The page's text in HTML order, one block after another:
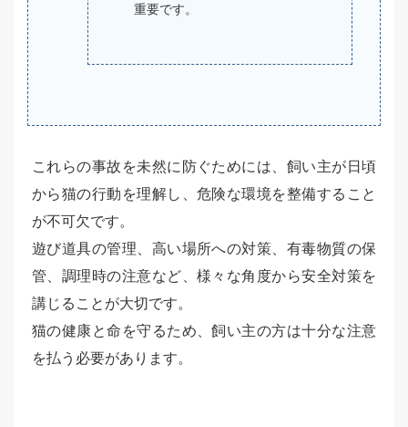
重要です。
これらの事故を未然に防ぐためには、飼い主が日頃
から猫の行動を理解し、危険な環境を整備すること
が不可欠です。
遊び道具の管理、高い場所への対策、有毒物質の保
管、調理時の注意など、様々な角度から安全対策を
講じることが大切です。
猫の健康と命を守るため、飼い主の方は十分な注意
を払う必要があります。